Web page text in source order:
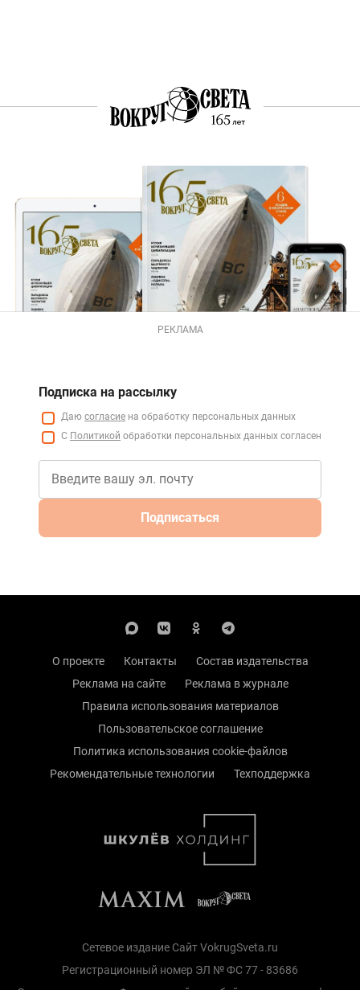
РЕКЛАМА
Подписка на рассылку
Даю согласие на обработку персональных данных
С Политикой обработки персональных данных согласен
Подписаться
О проекте Контакты
Состав издательства
Реклама на сайте
Реклама в журнале
Правила использования материалов
Пользовательское соглашение
Политика использования cookie-файлов
Рекомендательные технологии
Техподдержка
Сетевое издание Сайт VokrugSveta.ru
Регистрационный номер ЭЛ № ФС 77 - 83686